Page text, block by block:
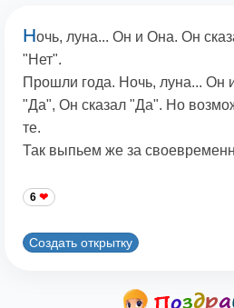
Ночь, луна... Он и Она. Он
"Нет".
Прошли года. Ночь, луна... Он
"Да", Он сказал "Да". Hо
те.
Так выпьем же за
6
Создать открытку